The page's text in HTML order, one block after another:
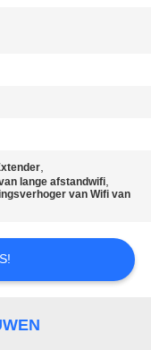
,
lange afstandwifi,
van Wifi van